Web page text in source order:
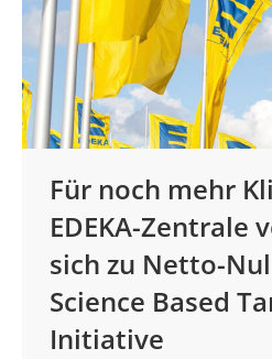
Für noch mehr
EDEKA-Zentrale
sich zu Netto-
Science Based
Initiative